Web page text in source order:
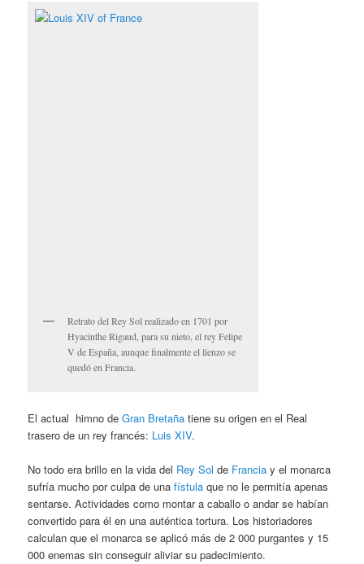
Retrato del Rey Sol realizado en 1701 por
Hyacinthe Rigaud, para su nieto, el rey Felipe
V de España, aunque finalmente el lienzo se
quedó en Francia.
El actual himno deGran Bretaña tiene su origen en el Real
trasero de un rey francés: Luis XIV.
No todo era brillo en la vida del Rey Sol de Francia y el monarca
sufría mucho por culpa de unafístula que no le permitía apenas
sentarse. Actividades como montar a caballo o andar se habían
convertido para él en una auténtica tortura. Los historiadores
calculan que el monarca se aplicó más de 2 000 purgantes y 15
000 enemas sin conseguir aliviar su padecimiento.